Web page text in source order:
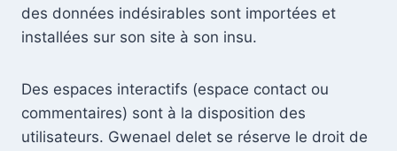
des données indésirables sont importées et
installées sur son site à son insu.
Des espaces interactifs (espace contact ou
commentaires) sont à la disposition des
utilisateurs. Gwenael delet se réserve le droit de